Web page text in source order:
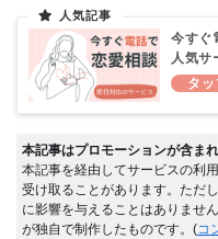
今すぐ
人気サ
本記事はプロモーションが含ま
本記事を経由してサービスの利
受け取ることがあります。ただ
に影響を与えることはありませ
が独自で制作したものです。(コ